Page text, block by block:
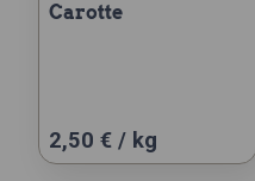
carotte
2,50 € / kg
Ce
produit